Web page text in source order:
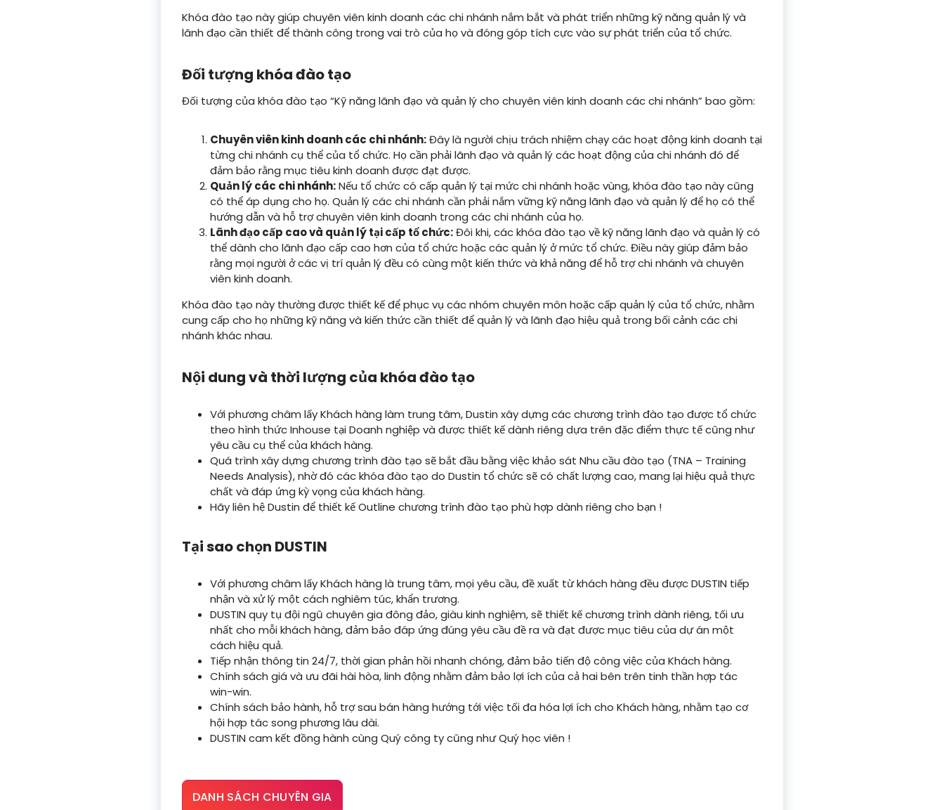
Khóa đào tạo này giúp chuyên viên kinh doanh các chi nhánh nắm bắt và phát triển những kỹ năng quản lý và
lãnh đạo cần thiết để thành công trong vai trò của họ và đóng góp tích cực vào sự phát triển của tổ chức.
Đối tượng khóa đào tạo
Đối tượng của khóa đào tạo “Kỹ năng lãnh đạo và quản lý cho chuyên viên kinh doanh các chi nhánh” bao gồm:
Chuyên viên kinh doanh các chi nhánh:Đây là người chịu trách nhiệm chạy các hoạt động kinh doanh tại
từng chi nhánh cụ thể của tổ chức. Họ cần phải lãnh đạo và quản lý các hoạt động của chi nhánh đó để
đảm bảo rằng mục tiêu kinh doanh được đạt được.
Quản lý các chi nhánh:Nếu tổ chức có cấp quản lý tại mức chi nhánh hoặc vùng, khóa đào tạo này cũng
có thể áp dụng cho họ. Quản lý các chi nhánh cần phải nắm vững kỹ năng lãnh đạo và quản lý để họ có thể
hướng dẫn và hỗ trợ chuyên viên kinh doanh trong các chi nhánh của họ.
Lãnh đạo cấp cao và quản lý tại cấp tổ chức:Đôi khi, các khóa đào tạo về kỹ năng lãnh đạo và quản lý có
thể dành cho lãnh đạo cấp cao hơn của tổ chức hoặc các quản lý ở mức tổ chức. Điều này giúp đảm bảo
rằng mọi người ở các vị trí quản lý đều có cùng một kiến thức và khả năng để hỗ trợ chi nhánh và chuyên
viên kinh doanh.
Khóa đào tạo này thường được thiết kế để phục vụ các nhóm chuyên môn hoặc cấp quản lý của tổ chức, nhằm
cung cấp cho họ những kỹ năng và kiến thức cần thiết để quản lý và lãnh đạo hiệu quả trong bối cảnh các chi
nhánh khác nhau.
Nội dung và thời lượng của khóa đào tạo
Với phương châm lấy Khách hàng làm trung tâm, Dustin xây dựng các chương trình đào tạo được tổ chức
theo hình thức Inhouse tại Doanh nghiệp và được thiết kế dành riêng dựa trên đặc điểm thực tế cũng như
yêu cầu cụ thể của khách hàng.
Quá trình xây dựng chương trình đào tạo sẽ bắt đầu bằng việc khảo sát Nhu cầu đào tạo (TNA – Training
Needs Analysis), nhờ đó các khóa đào tạo do Dustin tổ chức sẽ có chất lượng cao, mang lại hiệu quả thực
chất và đáp ứng kỳ vọng của khách hàng.
Hãy liên hệ Dustin để thiết kế Outline chương trình đào tạo phù hợp dành riêng cho bạn !
Tại sao chọn DUSTIN
Với phương châm lấy Khách hàng là trung tâm, mọi yêu cầu, đề xuất từ khách hàng đều được DUSTIN tiếp
nhận và xử lý một cách nghiêm túc, khẩn trương.
DUSTIN quy tụ đội ngũ chuyên gia đông đảo, giàu kinh nghiệm, sẽ thiết kế chương trình dành riêng, tối ưu
nhất cho mỗi khách hàng, đảm bảo đáp ứng đúng yêu cầu đề ra và đạt được mục tiêu của dự án một
cách hiệu quả.
Tiếp nhận thông tin 24/7, thời gian phản hồi nhanh chóng, đảm bảo tiến độ công việc của Khách hàng.
Chính sách giá và ưu đãi hài hòa, linh động nhằm đảm bảo lợi ích của cả hai bên trên tinh thần hợp tác
win-win.
Chính sách bảo hành, hỗ trợ sau bán hàng hướng tới việc tối đa hóa lợi ích cho Khách hàng, nhằm tạo cơ
hội hợp tác song phương lâu dài.
DUSTIN cam kết đồng hành cùng Quý công ty cũng như Quý học viên !
DANH SÁCH CHUYÊN GIA